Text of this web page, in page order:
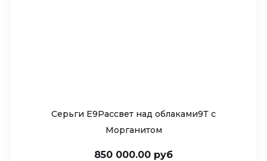
Серьги Е9Рассвет над облаками9Т c
Морганитом
850 000.00 руб